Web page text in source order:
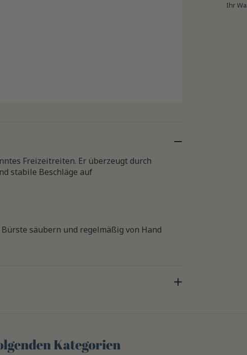
Ihr
Freizeitreiten. Er überzeugt durch
stabile Beschläge auf
säubern und regelmäßig von Hand
Kategorien